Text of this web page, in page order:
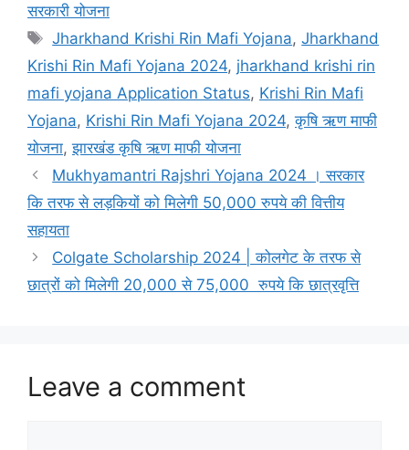
सरकारी योजना
Tags
Jharkhand Krishi Rin Mafi Yojana,Jharkhand
Krishi Rin Mafi Yojana 2024, jharkhand krishi rin
mafi yojana Application Status, Krishi Rin Mafi
Yojana, Krishi Rin Mafi Yojana 2024,कृषि ऋण माफी
योजना,झारखंड कृषि ऋण माफी योजना
Mukhyamantri Rajshri Yojana 2024 । सरकार
कि तरफ से लड़कियों को मिलेगी 50,000 रुपये की वित्तीय
सहायता
Colgate Scholarship 2024 | कोलगेट के तरफ से
छात्रों को मिलेगी 20,000 से 75,000 रुपये कि छात्रवृत्ति
Leave a comment